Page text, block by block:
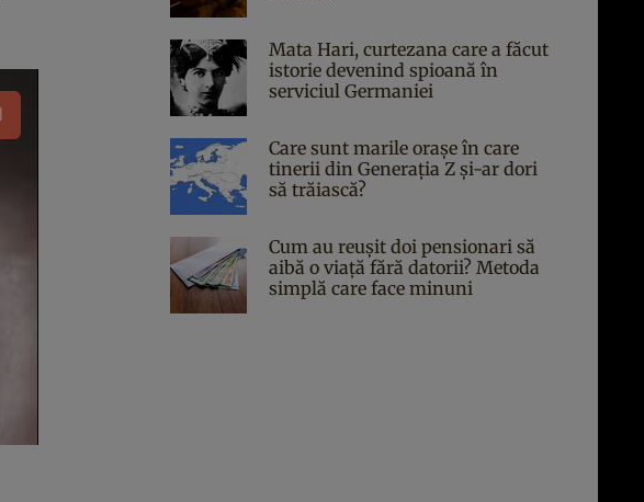
Mata Hari, curtezana care a făcut
istorie devenind spioană în
serviciul Germaniei
Care sunt marile orașe în care
tinerii din Generația Z și-ar dori
să trăiască?
Cum au reușit doi pensionari să
aibă o viață fără datorii? Metoda
simplă care face minuni